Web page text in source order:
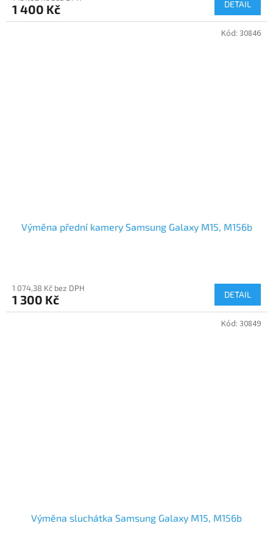
1 400 Kč DETAIL
Výměna přední kamery Samsung Galaxy M15, M156b
1 074,38 Kč bez DPH
1 300 Kč DETAIL
Kód: 30846
Výměna sluchátka Samsung Galaxy M15, M156b
Kód: 30849